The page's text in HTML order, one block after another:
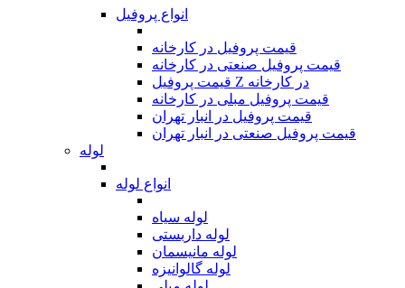
انواع پروفیل
قیمت پروفیل در کارخانه
قیمت پروفیل صنعتی در کارخانه
قیمت پروفیل Z در کارخانه
قیمت پروفیل مبلی در کارخانه
قیمت پروفیل در انبار تهران
قیمت پروفیل صنعتی در انبار تهران
لوله
انواع لوله
لوله سیاه
لوله داربستی
لوله مانیسمان
لوله گالوانیزه